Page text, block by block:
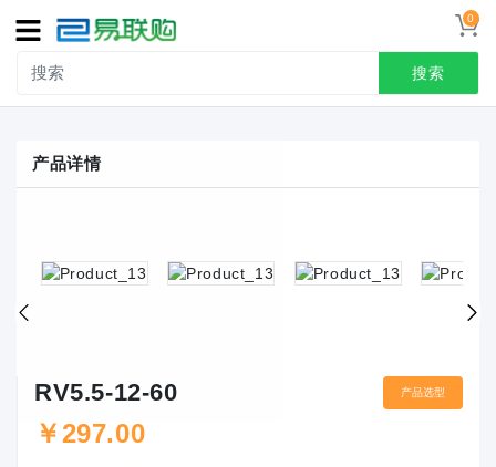
0
搜索
导
航
接线端子
联系我们
产品详情
产品选型
RV5.5-12-60
￥297.00